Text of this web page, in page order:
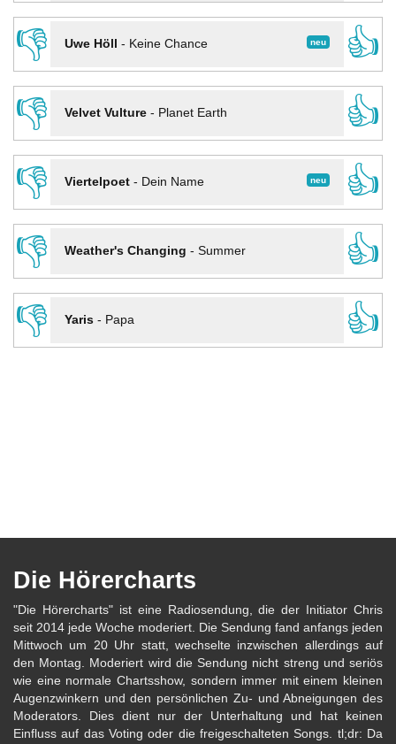
👎
neu
Uwe Höll - Keine Chance
👍
👎
Velvet Vulture- Planet Earth
👍
👎
neu
Viertelpoet- Dein Name
👍
👎
Weather's Changing - Summer
👍
👎
Yaris- Papa 👍
Die Hörercharts
"Die Hörercharts" ist eine Radiosendung, die der Initiator Chris
seit 2014 jede Woche moderiert. Die Sendung fand anfangs jeden
Mittwoch um 20 Uhr statt, wechselte inzwischen allerdings auf
den Montag. Moderiert wird die Sendung nicht streng und seriös
wie eine normale Chartsshow, sondern immer mit einem kleinen
Augenzwinkern und den persönlichen Zu- und Abneigungen des
Moderators. Dies dient nur der Unterhaltung und hat keinen
Einfluss auf das Voting oder die freigeschalteten Songs. tl;dr: Da